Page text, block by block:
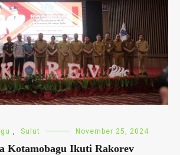
Sulut November 25, 2024
Kotamobagu Ikuti Rakorev